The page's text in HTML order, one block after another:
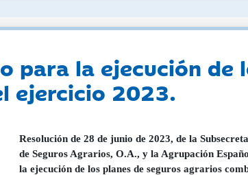
para la ejecución de
ejercicio 2023.
Resolución de 28 de junio de 2023, de la
de Seguros Agrarios, O.A., y la Agrupación
la ejecución de los planes de seguros agrarios